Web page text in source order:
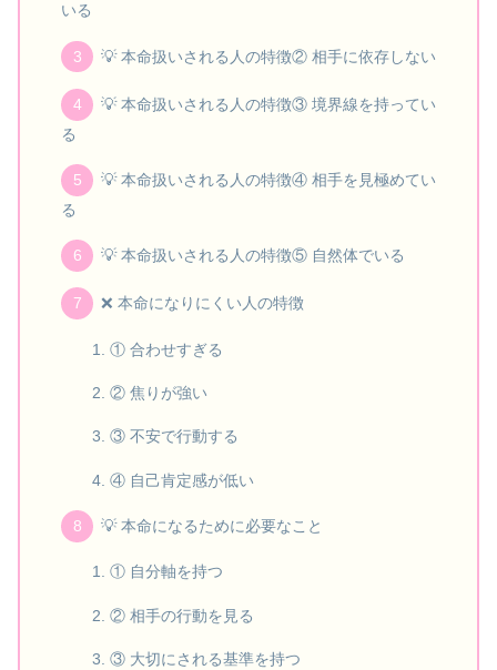
いる
💡 本命扱いされる人の特徴② 相手に依存しない
💡 本命扱いされる人の特徴③ 境界線を持ってい
る
💡 本命扱いされる人の特徴④ 相手を見極めてい
る
💡 本命扱いされる人の特徴⑤ 自然体でいる
❌ 本命になりにくい人の特徴
① 合わせすぎる
② 焦りが強い
③ 不安で行動する
④ 自己肯定感が低い
💡 本命になるために必要なこと
① 自分軸を持つ
② 相手の行動を見る
③ 大切にされる基準を持つ